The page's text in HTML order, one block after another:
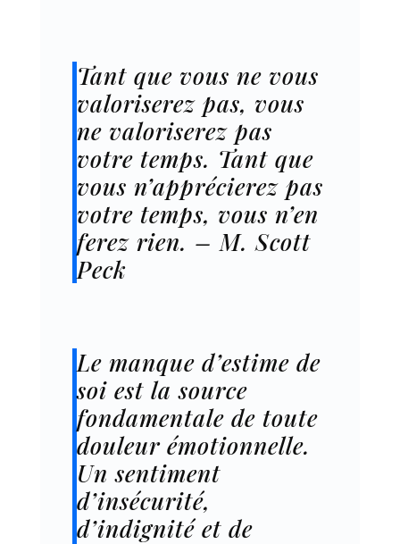
Tant que vous ne vous
valoriserez pas, vous
ne valoriserez pas
votre temps. Tant que
vous n’apprécierez pas
votre temps, vous n’en
ferez rien. – M. Scott
Peck
Le manque d’estime de
soi est la source
fondamentale de toute
douleur émotionnelle.
Un sentiment
d’insécurité,
d’indignité et de